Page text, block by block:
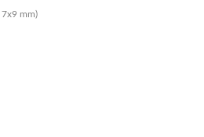
7x9 mm)